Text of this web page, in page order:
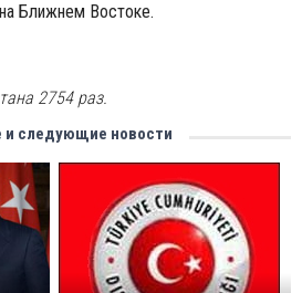
Ближнем Востоке.
2754 раз.
следующие новости